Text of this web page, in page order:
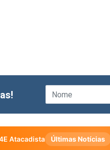
Atacadista Últimas Notícias